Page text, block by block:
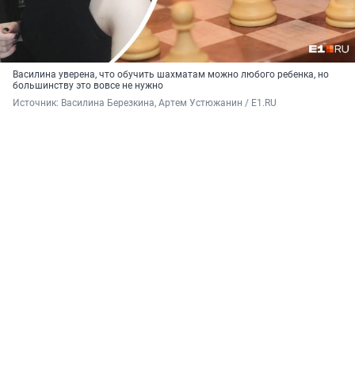
Василина уверена, что обучить шахматам можно любого ребенка, но
большинству это вовсе не нужно
Источник: Василина Березкина, Артем Устюжанин / E1.RU